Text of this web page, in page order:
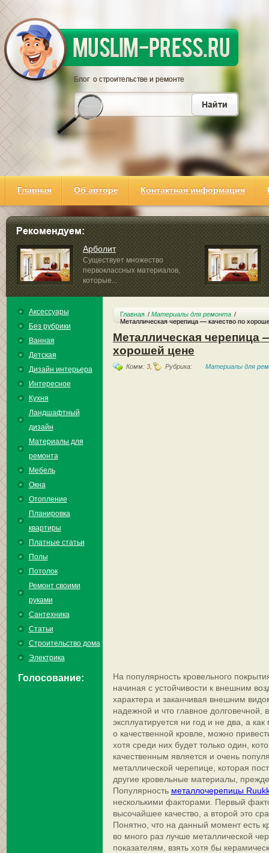
Главная Об авторе Контактная информация
Арболит
Существует множество
первоклассных материалов,
которые...
Аксессуары
Без рубрики
Ванная
Детская
Дизайн интерьера
Интересное
Кухня
Ландшафтный
дизайн
Материалы для
ремонта
Мебель
Окна
Отопление
Планировка
квартиры
Платные статьи
Полы
Потолок
Ремонт своими
руками
Сантехника
Статьи
Строительство дома
Электрика
Голосование:
Главная
Материалы для ремонта
Металлическая черепица — качество по
Металлическая черепица
хорошей цене
Комм: 3, Рубрика: Материалы для
На популярность кровельного
начиная с устойчивости к внешним
характера и заканчивая внешним
надежной и что главное долговечной,
эксплуатируется ни год и не два, а
о качественной кровле, можно
хотя среди них будет только один,
качественным является и очень
металлической черепице, которая
другие кровельные материалы,
Популярность металлочерепицы
несколькими факторами. Первый
высочайшее качество, а второй это
Понятно, что на данный момент есть
во много раз лучше металлической
показателям, взять хотя бы